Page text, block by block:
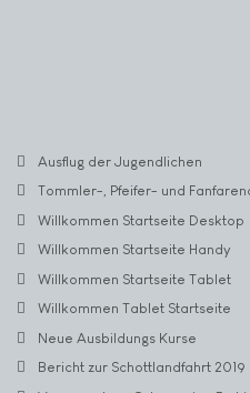
Ausflug der Jugendlichen
Tommler-, Pfeifer- und
Willkommen Startseite Desktop
Willkommen Startseite Handy
Willkommen Startseite Tablet
Willkommen Tablet Startseite
Neue Ausbildungs Kurse
Bericht zur Schottlandfahrt 2019